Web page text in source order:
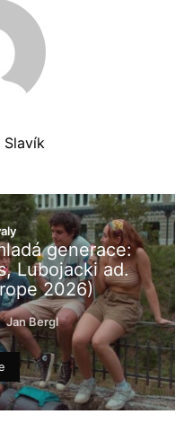
Slavík
generace:
Lubojacki ad.
2026)
Jan Bergl